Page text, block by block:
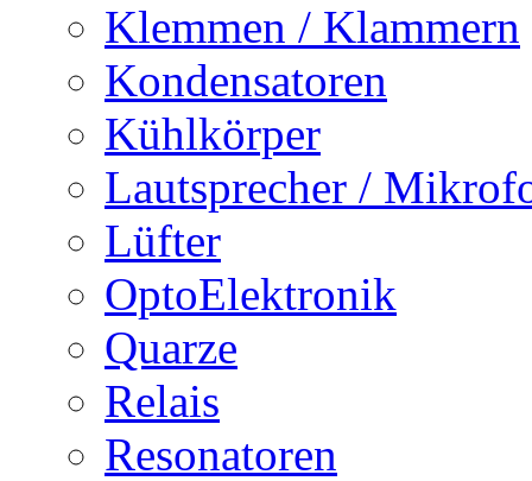
Klemmen / Klammern
Kondensatoren
Kühlkörper
Lautsprecher /
Lüfter
OptoElektronik
Quarze
Relais
Resonatoren